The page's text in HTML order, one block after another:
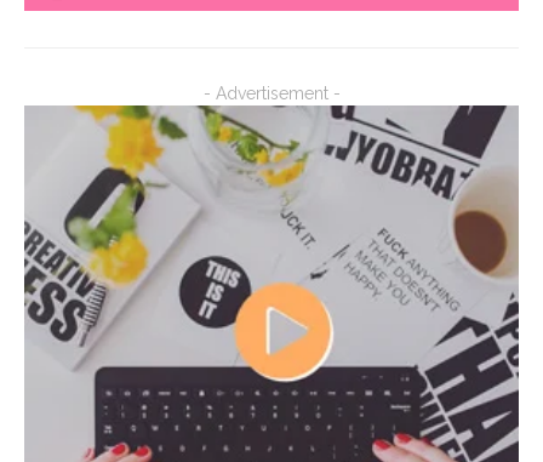
- Advertisement -